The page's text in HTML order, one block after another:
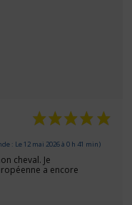
: Le 12 mai 2026 à 0 h 41 min)
cheval. Je
a encore